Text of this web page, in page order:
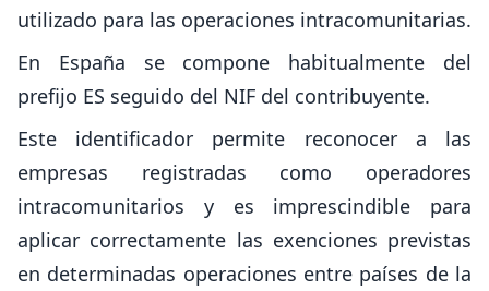
utilizado para las operaciones intracomunitarias.
En España se compone habitualmente del
prefijo ES seguido del NIF del contribuyente.
Este identificador permite reconocer a las
empresas registradas como operadores
intracomunitarios y es imprescindible para
aplicar correctamente las exenciones previstas
en determinadas operaciones entre países de la